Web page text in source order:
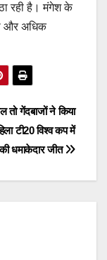
रही है। मंगेश के
और अधिक
तो गेंदबाजों ने किया
टी20 विश्व कप में
धमाकेदार जीत